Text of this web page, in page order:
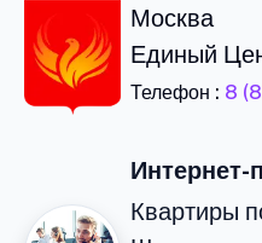
Москва
Единый
Телефон : 8
Интернет-
Квартиры